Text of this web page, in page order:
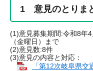
1 意見のとりま
(1)意見募集期間:令和8年
（金曜日）まで​
(2)意見数:8件
(3)意見の内容と対応：
「第12次岐阜県